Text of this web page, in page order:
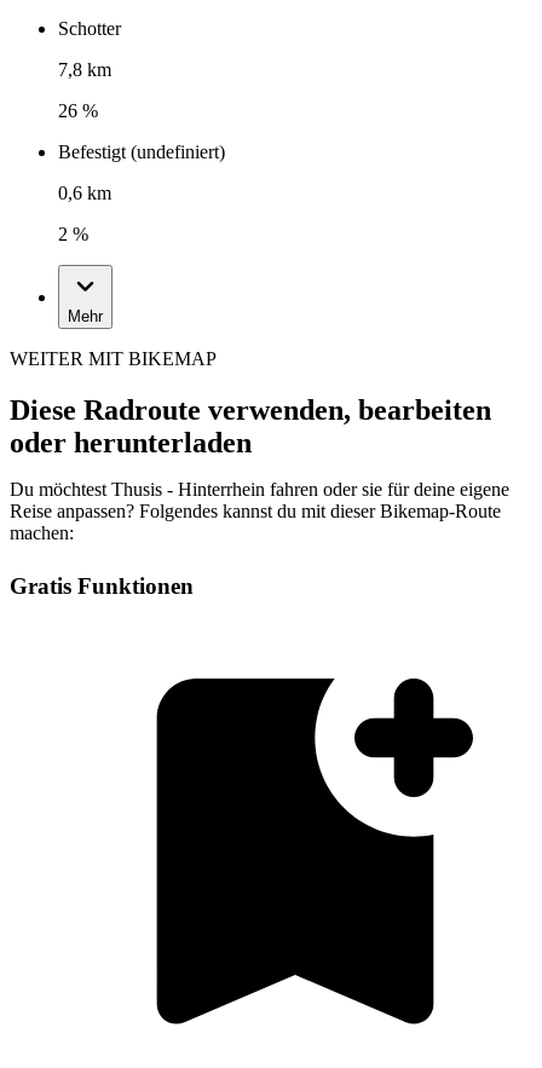
Schotter
7,8 km
26 %
Befestigt (undefiniert)
0,6 km
2 %
Mehr
WEITER MIT BIKEMAP
Diese Radroute verwenden, bearbeiten
oder herunterladen
Du möchtest Thusis - Hinterrhein fahren oder sie für deine eigene
Reise anpassen? Folgendes kannst du mit dieser Bikemap-Route
machen:
Gratis Funktionen